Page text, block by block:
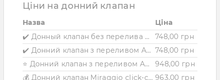
Ціни на донний клапан
Назва
Ціна
✔️ Донный клапан без перелива 45513900 ASIGNATURA
748,00 грн
✔️ Донний клапан з переливом ASIGNATURA, хром 748,00 грн
⭐ Донний клапан з переливом ASIGNATURA, чорний
948,00 грн
💰 Донний клапан Miraggio click-clack 963,00 грн